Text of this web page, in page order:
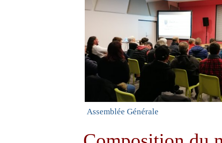
Assemblée Générale